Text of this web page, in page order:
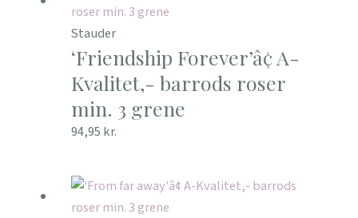
Stauder
‘Friendship Forever’â¢ A-
Kvalitet,- barrods roser
min. 3 grene
94,95 kr.